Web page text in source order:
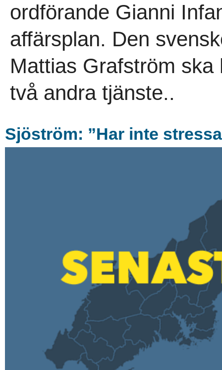
ordförande Gianni
affärsplan. Den
Mattias Grafström
två andra tjänste..
Sjöström: ”Har inte